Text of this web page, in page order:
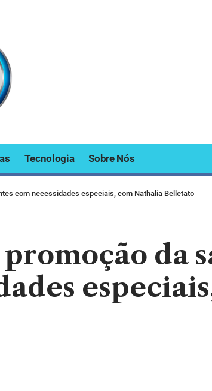
Tecnologia Sobre Nós
com necessidades especiais, com Nathalia Belletato
da